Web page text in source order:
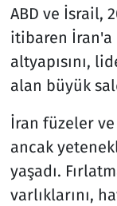
ABD ve İsrail,
itibaren İran'a
altyapısını,
alan büyük
İran füzeler
ancak
yaşadı.
varlıklarını,
Ramazan
Resmi
Rüya
Sağlık
Savunma